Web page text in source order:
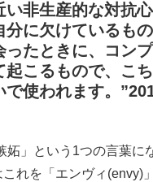
い非生産的な対抗
分に欠けているも
ったときに、コン
起こるもので、こ
で使われます。
妬」という1つの言葉に
れを「エンヴィ(envy)